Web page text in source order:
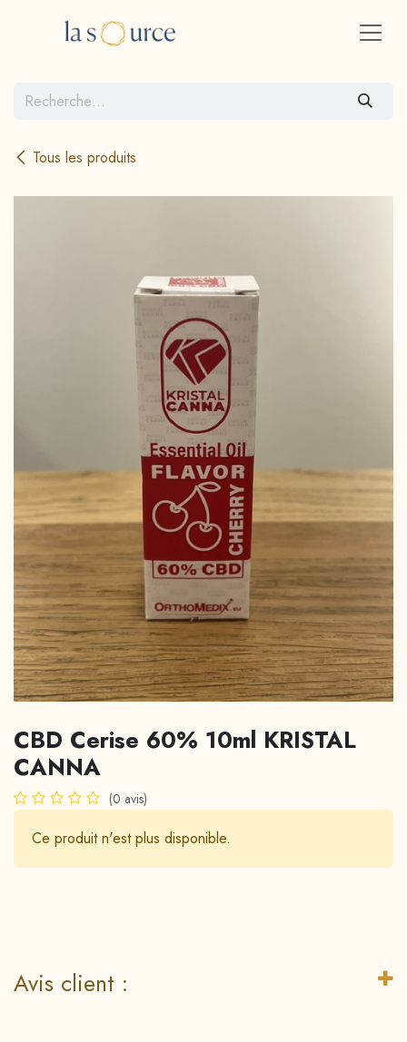
Tous les produits
CBD Cerise 60% 10ml KRISTAL
CANNA
(0 avis)
Ce produit n'est plus disponible.
Avis client :